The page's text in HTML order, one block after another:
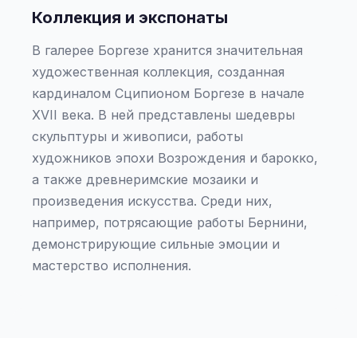
Коллекция и экспонаты
В галерее Боргезе хранится значительная
художественная коллекция, созданная
кардиналом Сципионом Боргезе в начале
XVII века. В ней представлены шедевры
скульптуры и живописи, работы
художников эпохи Возрождения и барокко,
а также древнеримские мозаики и
произведения искусства. Среди них,
например, потрясающие работы Бернини,
демонстрирующие сильные эмоции и
мастерство исполнения.